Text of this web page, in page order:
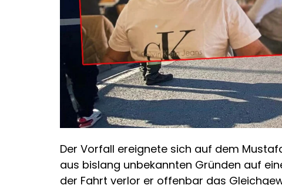
Der Vorfall ereignete sich auf dem
aus bislang unbekannten Gründen auf
der Fahrt verlor er offenbar das